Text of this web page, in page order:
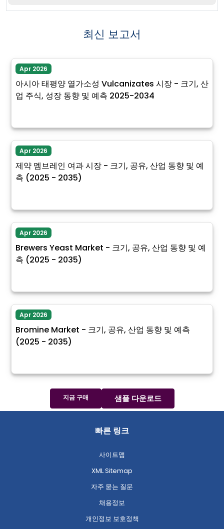
최신 보고서
Apr 2026
아시아 태평양 열가소성 Vulcanizates 시장 - 크기, 산
업 주식, 성장 동향 및 예측 2025-2034
Apr 2026
제약 멤브레인 여과 시장 - 크기, 공유, 산업 동향 및 예
측 (2025 - 2035)
Apr 2026
Brewers Yeast Market - 크기, 공유, 산업 동향 및 예
측 (2025 - 2035)
Apr 2026
Bromine Market - 크기, 공유, 산업 동향 및 예측
(2025 - 2035)
지금 구매 샘플 다운로드
빠른 링크
사이트맵
XML Sitemap
자주 묻는 질문
채용정보
개인정보 보호정책